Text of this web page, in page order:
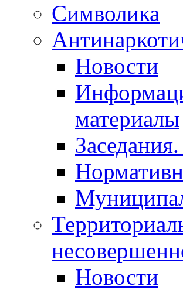
Символика
Новости
материалы
Новости